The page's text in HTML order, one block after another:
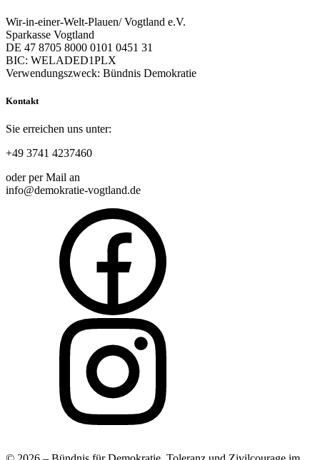
Wir-in-einer-Welt-Plauen/ Vogtland e.V.
Sparkasse Vogtland
DE 47 8705 8000 0101 0451 31
BIC: WELADED1PLX
Verwendungszweck: Bündnis Demokratie
Kontakt
Sie erreichen uns unter:
+49 3741 4237460
oder per Mail an
info@demokratie-vogtland.de